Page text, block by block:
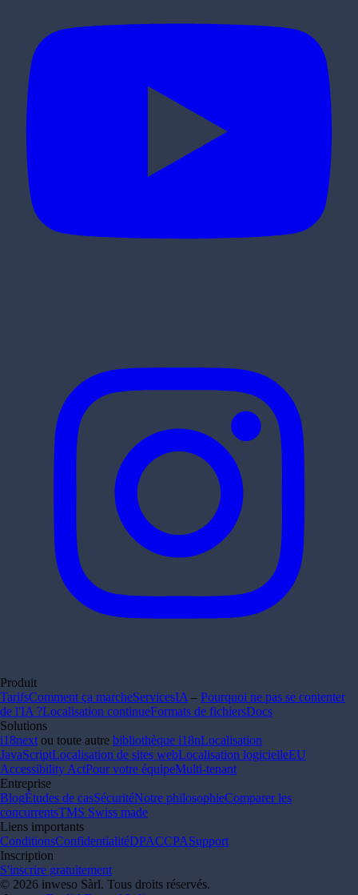
Produit
TarifsComment ça marcheServicesIA – Pourquoi ne pas se contenter
de l'IA ?Localisation continueFormats de fichiersDocs
Solutions
i18next ou toute autre bibliothèque i18nLocalisation
JavaScriptLocalisation de sites webLocalisation logicielleEU
Accessibility ActPour votre équipeMulti-tenant
Entreprise
BlogÉtudes de casSécuritéNotre philosophieComparer les
concurrentsTMS Swiss made
Liens importants
ConditionsConfidentialitéDPACCPASupport
Inscription
S'inscrire gratuitement
© 2026 inweso Sàrl. Tous droits réservés.